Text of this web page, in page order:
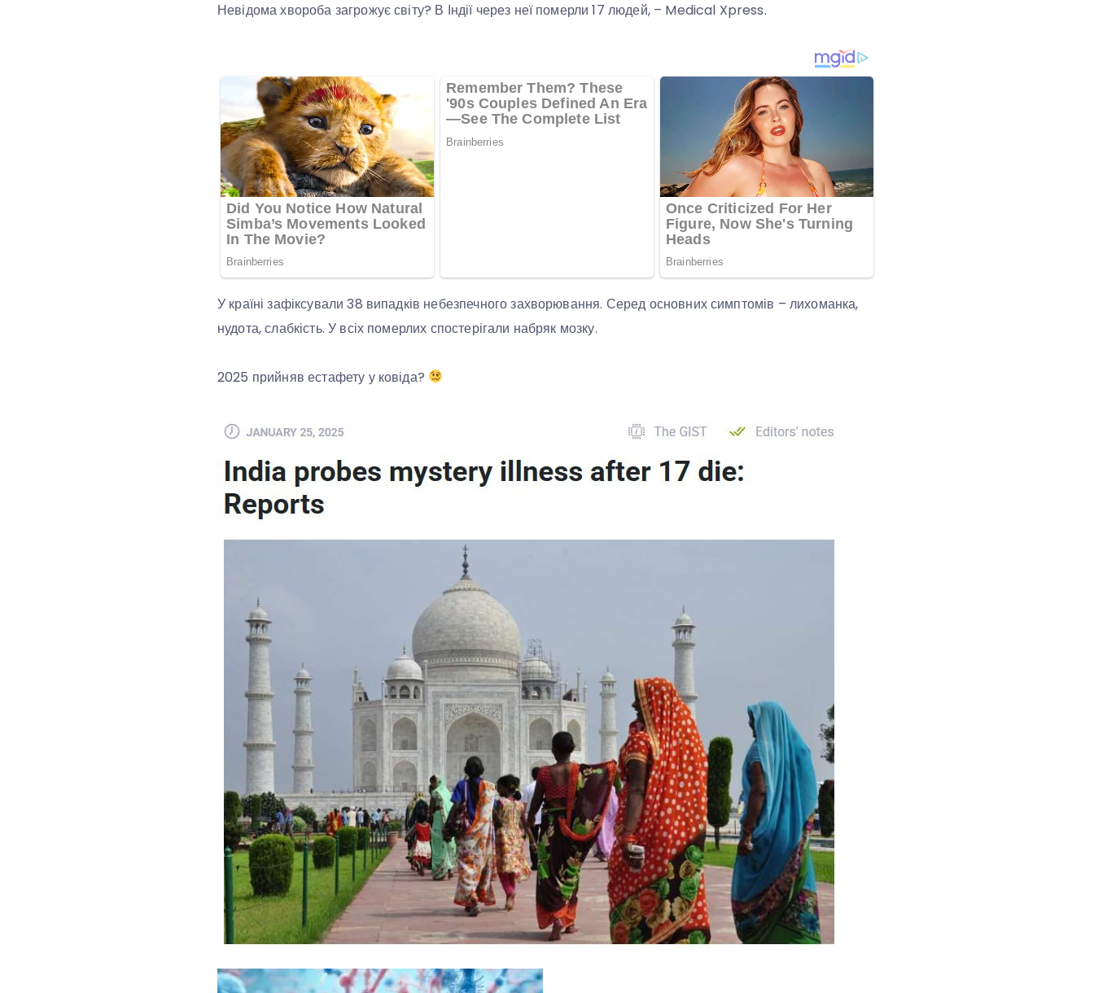
Невідома хвороба загрожує світу? В Індії через неї померли 17 людей, – Medical Xpress.
У країні зафіксували 38 випадків небезпечного захворювання. Серед основних симптомів – лихоманка,
нудота, слабкість. У всіх померлих спостерігали набряк мозку.
2025 прийняв естафету у ковіда?